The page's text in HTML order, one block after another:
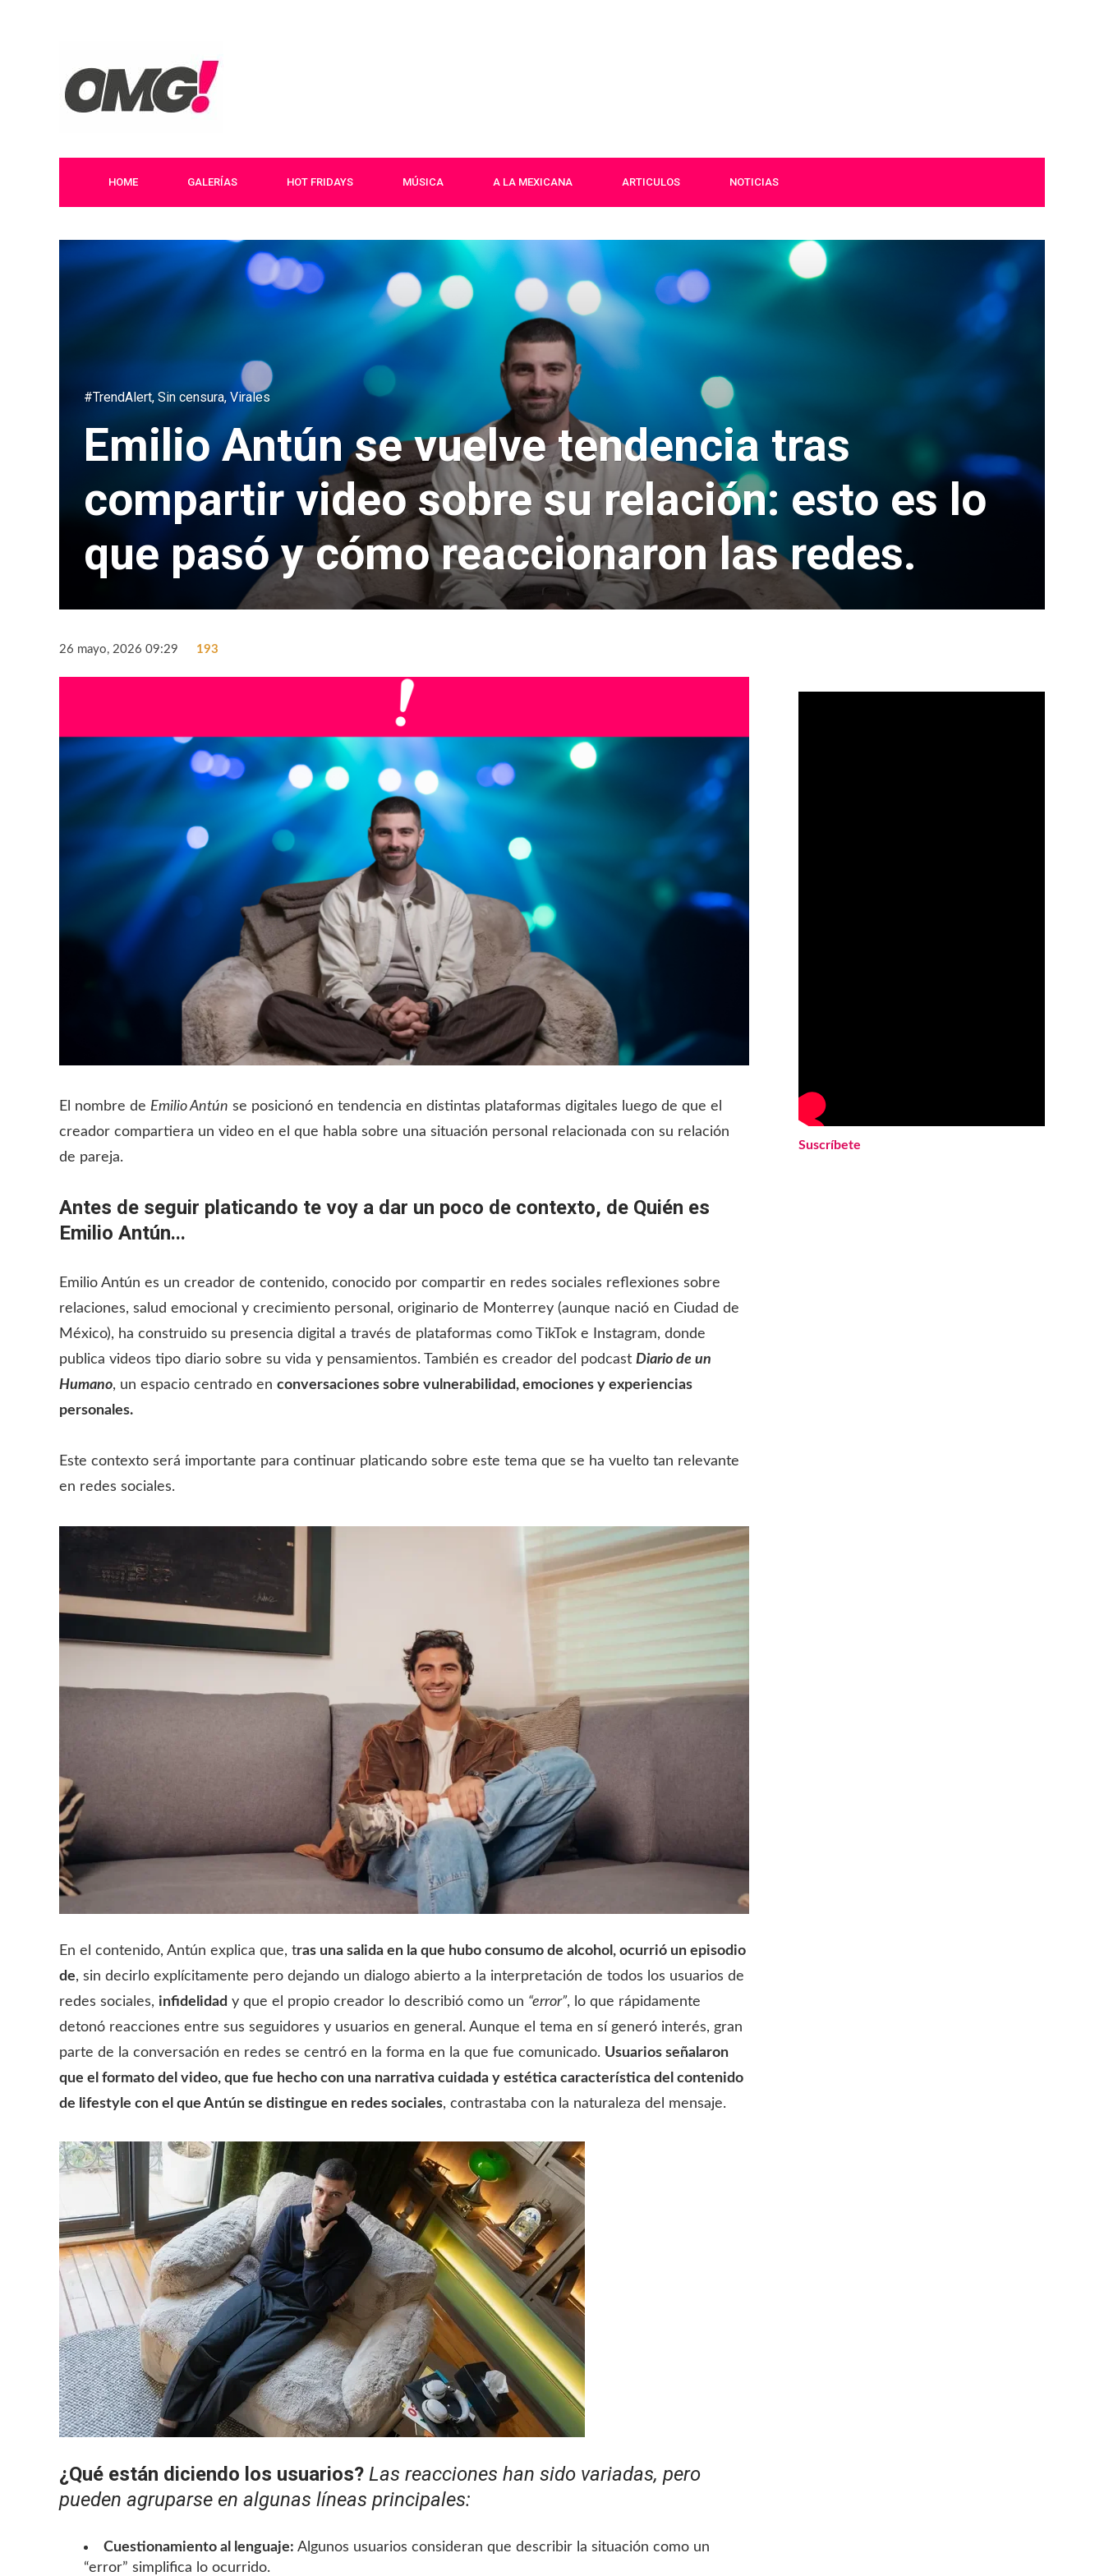
HOME GALERÍAS HOT FRIDAYS MÚSICA A LA MEXICANA ARTICULOS NOTICIAS
#TrendAlert, Sin censura, Virales
Emilio Antún se vuelve tendencia tras
compartir video sobre su relación: esto es lo
que pasó y cómo reaccionaron las redes.
26 mayo, 2026 09:29 193
El nombre de Emilio Antún se posicionó en tendencia en distintas plataformas digitales luego de que el
creador compartiera un video en el que habla sobre una situación personal relacionada con su relación
de pareja.
Antes de seguir platicando te voy a dar un poco de contexto, de Quién es
Emilio Antún...
Emilio Antún es un creador de contenido, conocido por compartir en redes sociales reflexiones sobre
relaciones, salud emocional y crecimiento personal, originario de Monterrey (aunque nació en Ciudad de
México), ha construido su presencia digital a través de plataformas como TikTok e Instagram, donde
publica videos tipo diario sobre su vida y pensamientos. También es creador del podcast Diario de un
Humano, un espacio centrado en conversaciones sobre vulnerabilidad, emociones y experiencias
personales.
Este contexto será importante para continuar platicando sobre este tema que se ha vuelto tan relevante
en redes sociales.
En el contenido, Antún explica que, tras una salida en la que hubo consumo de alcohol, ocurrió un episodio
de, sin decirlo explícitamente pero dejando un dialogo abierto a la interpretación de todos los usuarios de
redes sociales, infidelidad y que el propio creador lo describió como un “error”, lo que rápidamente
detonó reacciones entre sus seguidores y usuarios en general. Aunque el tema en sí generó interés, gran
parte de la conversación en redes se centró en la forma en la que fue comunicado. Usuarios señalaron
que el formato del video, que fue hecho con una narrativa cuidada y estética característica del contenido
de lifestyle con el que Antún se distingue en redes sociales, contrastaba con la naturaleza del mensaje.
¿Qué están diciendo los usuarios? Las reacciones han sido variadas, pero
pueden agruparse en algunas líneas principales:
Cuestionamiento al lenguaje: Algunos usuarios consideran que describir la situación como un
“error” simplifica lo ocurrido.
Suscríbete